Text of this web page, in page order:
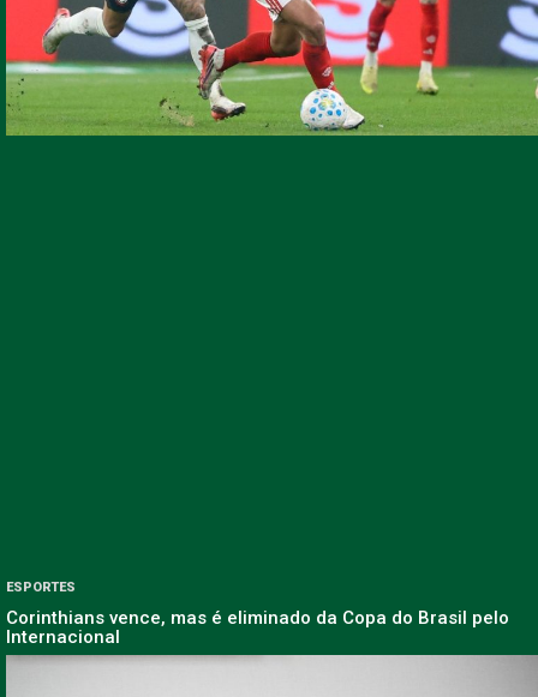
ESPORTES
Corinthians vence, mas é eliminado da Copa do Brasil pelo
Internacional